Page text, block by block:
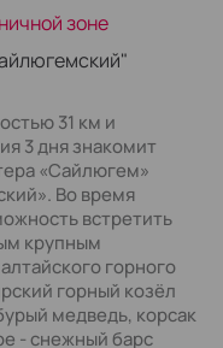
зоне
31 км и
3 дня знакомит
«Сайлюгем»
Во время
встретить
крупным
горного
горный козёл
медведь, корсак
- снежный барс